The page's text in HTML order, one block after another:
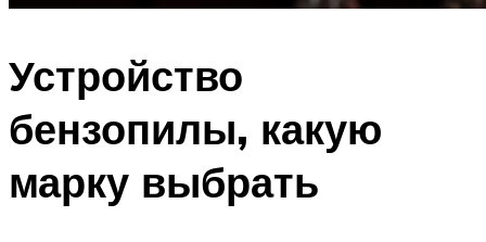
Устройство
бензопилы, какую
марку выбрать